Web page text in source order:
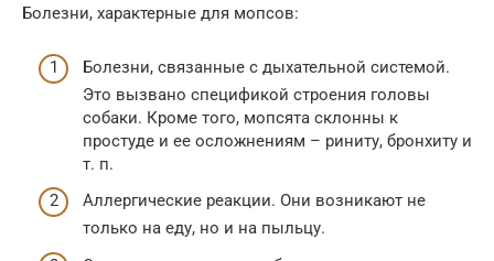
Болезни, характерные для мопсов:
Болезни, связанные с дыхательной системой.
Это вызвано спецификой строения головы
собаки. Кроме того, мопсята склонны к
простуде и ее осложнениям – риниту, бронхиту и
т. п.
Аллергические реакции. Они возникают не
только на еду, но и на пыльцу.